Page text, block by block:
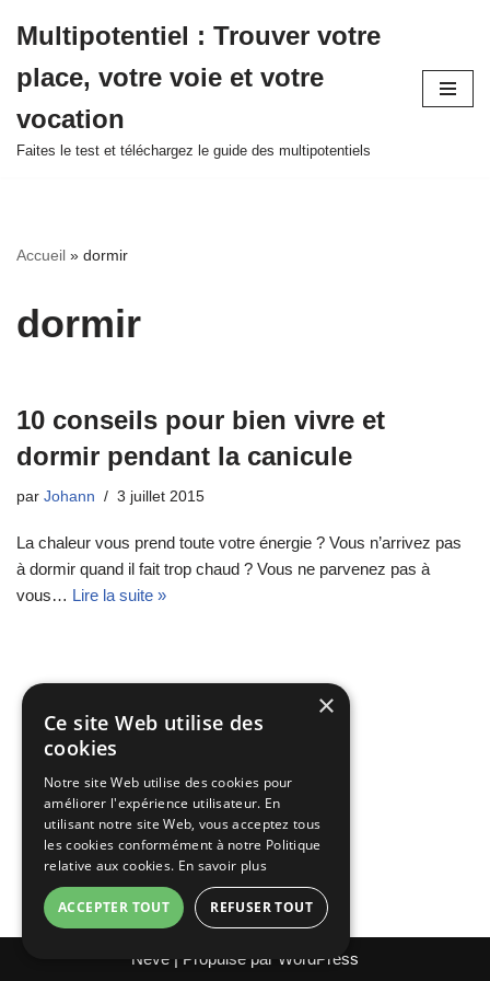
au
contenu
Multipotentiel : Trouver votre
place, votre voie et votre
vocation
Faites le test et téléchargez le guide des multipotentiels
Accueil » dormir
dormir
10 conseils pour bien vivre et
dormir pendant la canicule
par Johann 3 juillet 2015
La chaleur vous prend toute votre énergie ? Vous n’arrivez pas
à dormir quand il fait trop chaud ? Vous ne parvenez pas à
vous… Lire la suite »
Neve | Propulsé par WordPress
×
Ce site Web utilise des
cookies
Notre site Web utilise des cookies pour
améliorer l'expérience utilisateur. En
utilisant notre site Web, vous acceptez tous
les cookies conformément à notre Politique
relative aux cookies. En savoir plus
ACCEPTER TOUT REFUSER TOUT